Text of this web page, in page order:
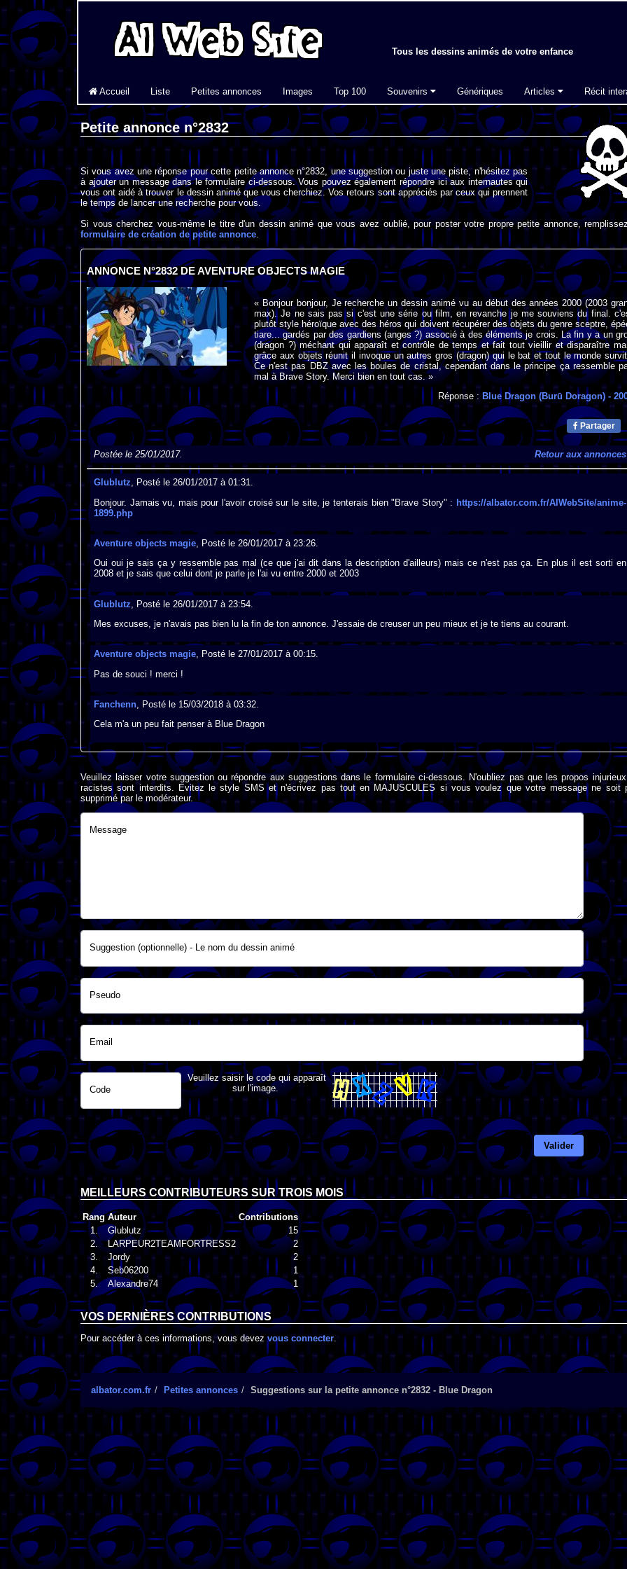
Tous les dessins animés de votre enfance
Accueil Liste Petites annonces Images Top 100 Souvenirs Génériques Articles Récit
Petite annonce n°2832
Si vous avez une réponse pour cette petite annonce n°2832, une suggestion ou juste une piste, n'hésitez pas
à ajouter un message dans le formulaire ci-dessous. Vous pouvez également répondre ici aux internautes qui
vous ont aidé à trouver le dessin animé que vous cherchiez. Vos retours sont appréciés par ceux qui prennent
le temps de lancer une recherche pour vous.
Si vous cherchez vous-même le titre d'un dessin animé que vous avez oublié, pour poster votre propre petite annonce,
formulaire de création de petite annonce.
ANNONCE N°2832 DE AVENTURE OBJECTS MAGIE
« Bonjour bonjour, Je recherche un dessin animé vu au début des années 2000 (2003
max). Je ne sais pas si c'est une série ou film, en revanche je me souviens du final.
plutôt style héroïque avec des héros qui doivent récupérer des objets du genre sceptre,
tiare... gardés par des gardiens (anges ?) associé à des éléments je crois. La fin y a un
(dragon ?) méchant qui apparaît et contrôle de temps et fait tout vieillir et disparaître
grâce aux objets réunit il invoque un autres gros (dragon) qui le bat et tout le monde
Ce n'est pas DBZ avec les boules de cristal, cependant dans le principe ça ressemble
mal à Brave Story. Merci bien en tout cas. »
Réponse : Blue Dragon (Burū Doragon) -
Partager
Postée le 25/01/2017. Retour aux annonces
Glublutz, Posté le 26/01/2017 à 01:31.
Bonjour. Jamais vu, mais pour l'avoir croisé sur le site, je tenterais bien "Brave Story" : https://albator.com.fr/AlWebSite/anime-
1899.php
Aventure objects magie, Posté le 26/01/2017 à 23:26.
Oui oui je sais ça y ressemble pas mal (ce que j'ai dit dans la description d'ailleurs) mais ce n'est pas ça. En plus il est sorti en
2008 et je sais que celui dont je parle je l'ai vu entre 2000 et 2003
Glublutz , Posté le 26/01/2017 à 23:54.
Mes excuses, je n'avais pas bien lu la fin de ton annonce. J'essaie de creuser un peu mieux et je te tiens au courant.
Aventure objects magie, Posté le 27/01/2017 à 00:15.
Pas de souci ! merci !
Fanchenn, Posté le 15/03/2018 à 03:32.
Cela m'a un peu fait penser à Blue Dragon
Veuillez laisser votre suggestion ou répondre aux suggestions dans le formulaire ci-dessous. N'oubliez pas que les propos
racistes sont interdits. Evitez le style SMS et n'écrivez pas tout en MAJUSCULES si vous voulez que votre message ne soit
supprimé par le modérateur.
Message
Suggestion (optionnelle) - Le nom du dessin animé
Pseudo
Email
Code
Veuillez saisir le code qui apparaît
sur l'image.
Valider
MEILLEURS CONTRIBUTEURS SUR TROIS MOIS
Rang Auteur
Contributions
1.
Glublutz
15
2.
LARPEUR2TEAMFORTRESS2
2
3.
Jordy
2
4.
Seb06200
1
5.
Alexandre74 1
VOS DERNIÈRES CONTRIBUTIONS
Pour accéder à ces informations, vous devezvous connecter.
albator.com.fr Petites annonces Suggestions sur la petite annonce n°2832 - Blue Dragon